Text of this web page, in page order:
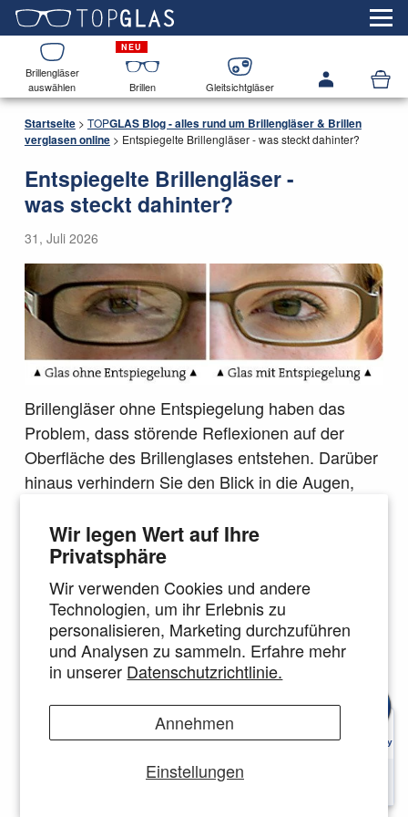
Wir legen Wert auf Ihre
Privatsphäre
Wir verwenden Cookies und andere
Technologien, um ihr Erlebnis zu
personalisieren, Marketing durchzuführen
und Analysen zu sammeln. Erfahre mehr
in unserer Datenschutzrichtlinie.
Einstellungen
Annehmen
Brillengläser
auswählen
Brillen Gleitsichtgläser
Startseite > TOPGLASBlog - alles rund um Brillengläser & Brillen
verglasen online > Entspiegelte Brillengläser - was steckt dahinter?
Entspiegelte Brillengläser -
was steckt dahinter?
31, Juli 2026
Brillengläser ohne Entspiegelung haben das
Problem, dass störende Reflexionen auf der
Oberfläche des Brillenglases entstehen. Darüber
hinaus verhindern Sie den Blick in die Augen,
unangenehm sein kann - anders, bei
verspiegelten Brillengläsern mit Tönung - hier ist
es vom Träger gewollt, dass der andere nicht die
Augen sehen soll.
Die Vorteile der Entspiegelung:
keine Reflexe und Spiegelungen in den
Brillengläsern